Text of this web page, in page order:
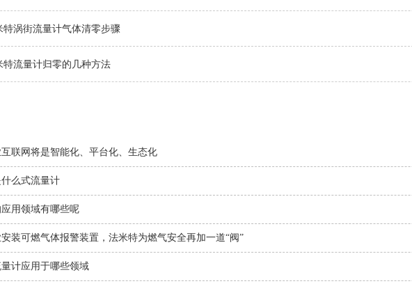
特涡街流量计气体清零步骤
特流量计归零的几种方法
联网将是智能化、平台化、生态化
么式流量计
用领域有哪些呢
装可燃气体报警装置，法米特为燃气安全再加一道“阀”
计应用于哪些领域